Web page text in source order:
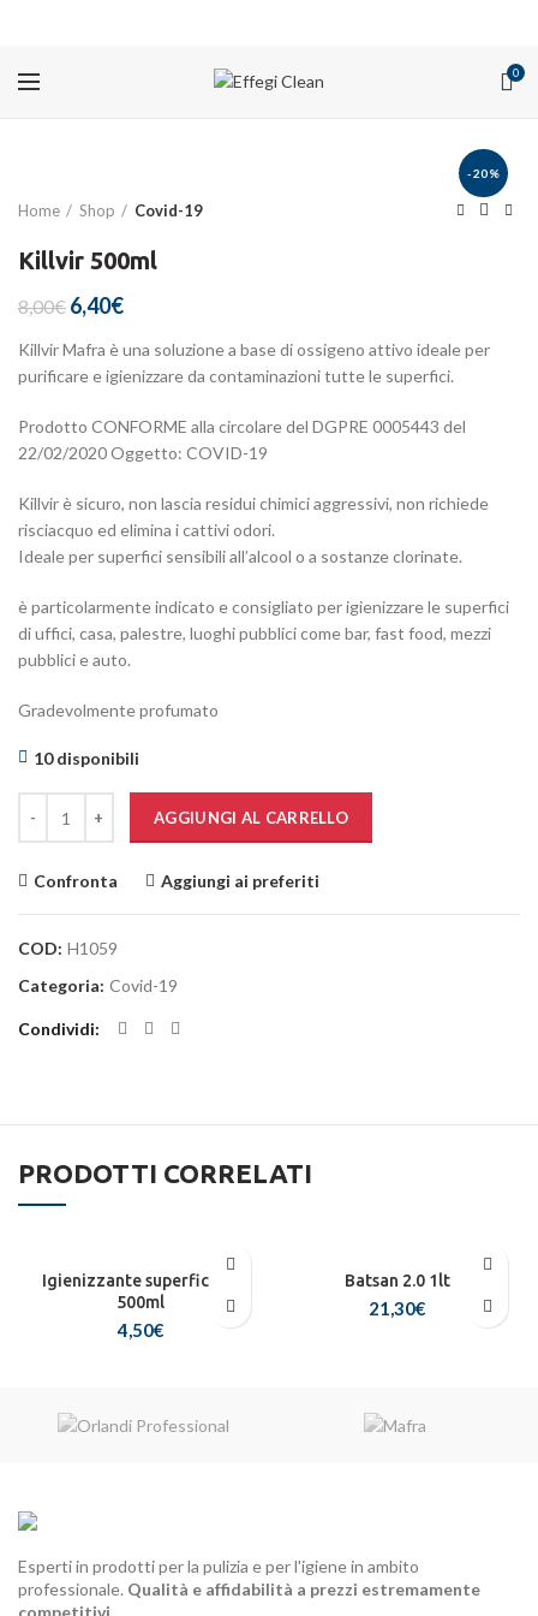
0
-20%
Home Shop Covid-19
Killvir 500ml
8,00€ Il
originale
era:
6,40€Il
attuale
è:
Killvir Mafra è una soluzione a base di ossigeno attivo ideale per
purificare e igienizzare da contaminazioni tutte le superfici.
Prodotto CONFORME alla circolare del DGPRE 0005443 del
22/02/2020 Oggetto: COVID-19
Killvir è sicuro, non lascia residui chimici aggressivi, non richiede
risciacquo ed elimina i cattivi odori.
Ideale per superfici sensibili all’alcool o a sostanze clorinate.
è particolarmente indicato e consigliato per igienizzare le superfici
di uffici, casa, palestre, luoghi pubblici come bar, fast food, mezzi
pubblici e auto.
Gradevolmente profumato
10 disponibili
AGGIUNGI AL CARRELLO
Confronta Aggiungi ai preferiti
COD: H1059
Categoria: Covid-19
Condividi
PRODOTTI CORRELATI
Igienizzante superfici 2.0
500ml
4,50€
Batsan 2.0 1lt
21,30€
Esperti in prodotti per la pulizia e per l'igiene in ambito
professionale. Qualità e affidabilità a prezzi estremamente